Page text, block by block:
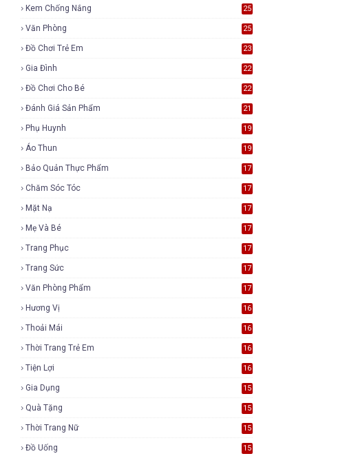
Kem Chống Nắng 25
Văn Phòng 25
Đồ Chơi Trẻ Em 23
Gia Đình 22
Đồ Chơi Cho Bé 22
Đánh Giá Sản Phẩm 21
Phụ Huynh 19
Áo Thun 19
Bảo Quản Thực Phẩm 17
Chăm Sóc Tóc 17
Mặt Nạ 17
Mẹ Và Bé 17
Trang Phục 17
Trang Sức 17
Văn Phòng Phẩm 17
Hương Vị 16
Thoải Mái 16
Thời Trang Trẻ Em 16
Tiện Lợi 16
Gia Dụng 15
Quà Tặng 15
Thời Trang Nữ 15
Đồ Uống 15